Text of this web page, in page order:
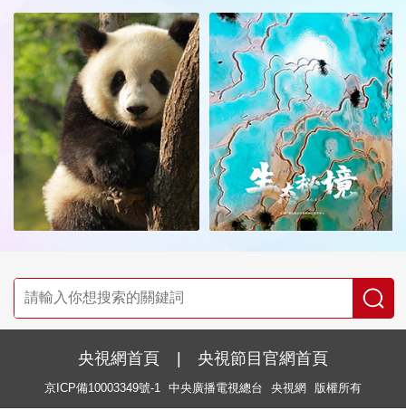
央視網首頁 | 央視節目官網首頁
京ICP備10003349號-1 中央廣播電視總台 央視網 版權所有